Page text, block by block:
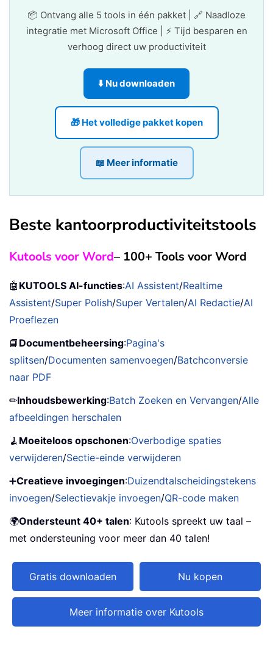
📦 Ontvang alle 5 tools in één pakket | 🔗 Naadloze
integratie met Microsoft Office | ⚡ Tijd besparen en
verhoog direct uw productiviteit
⬇️ Nu downloaden
🎁 Het volledige pakket kopen
📖 Meer informatie
Beste kantoorproductiviteitstools
Kutools voor Word– 100+ Tools voor Word
🤖 KUTOOLS AI-functies:AI Assistent/Realtime
Assistent/Super Polish/Super Vertalen/AI Redactie/AI
Proeflezen
📘 Documentbeheersing:Pagina's
splitsen/Documenten samenvoegen/Batchconversie
naar PDF
✏Inhoudsbewerking:Batch Zoeken en Vervangen/Alle
afbeeldingen herschalen
🧹 Moeiteloos opschonen:Overbodige spaties
verwijderen/Sectie-einde verwijderen
➕Creatieve invoegingen:Duizendtalscheidingstekens
invoegen/Selectievakje invoegen/QR-code maken
🌍Ondersteunt 40+ talen: Kutools spreekt uw taal –
met ondersteuning voor meer dan 40 talen!
Gratis downloaden Nu kopen
Meer informatie over Kutools